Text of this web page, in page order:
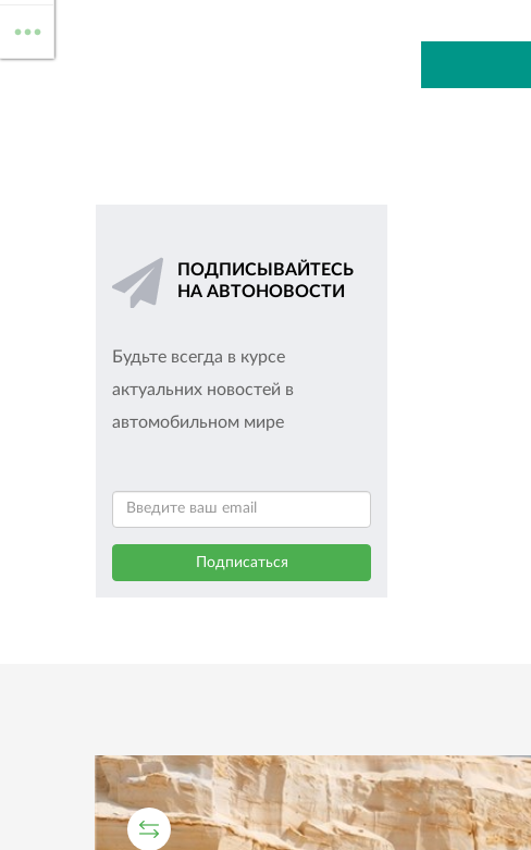
ПОДПИСЫВАЙТЕСЬ
НА АВТОНОВОСТИ
Будьте всегда в курсе
актуальних новостей в
автомобильном мире
СРАВНИТЕЛЬНЫЙ ТЕСТ
...